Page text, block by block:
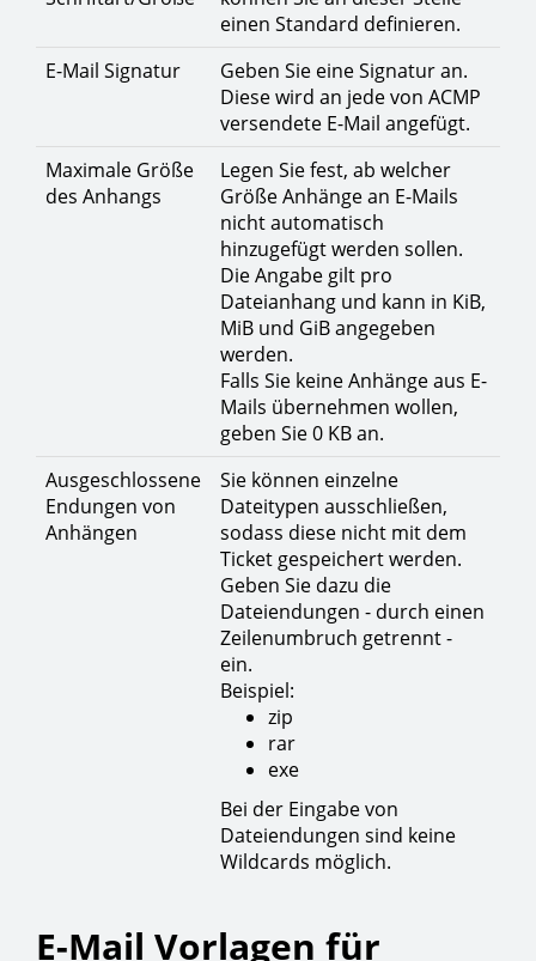
einen Standard definieren.
E-Mail Signatur
Geben Sie eine Signatur an.
Diese wird an jede von ACMP
versendete E-Mail angefügt.
Maximale Größe
des Anhangs
Legen Sie fest, ab welcher
Größe Anhänge an E-Mails
nicht automatisch
hinzugefügt werden sollen.
Die Angabe gilt pro
Dateianhang und kann in KiB,
MiB und GiB angegeben
werden.
Falls Sie keine Anhänge aus E-
Mails übernehmen wollen,
geben Sie 0 KB an.
Ausgeschlossene
Endungen von
Anhängen
Sie können einzelne
Dateitypen ausschließen,
sodass diese nicht mit dem
Ticket gespeichert werden.
Geben Sie dazu die
Dateiendungen - durch einen
Zeilenumbruch getrennt -
ein.
Beispiel:
zip
rar
exe
Bei der Eingabe von
Dateiendungen sind keine
Wildcards möglich.
E-Mail Vorlagen für